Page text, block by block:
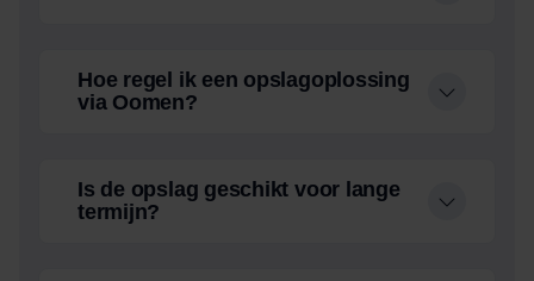
Hoe regel ik een opslagoplossing
via Oomen?
Is de opslag geschikt voor lange
termijn?